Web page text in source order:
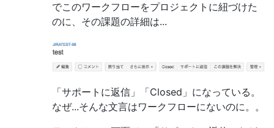
でこのワークフローをプロジェクトに紐づけた
のに、その課題の詳細は...
「サポートに返信」「Closed」になっている。
なぜ...そんな文言はワークフローにないのに。。